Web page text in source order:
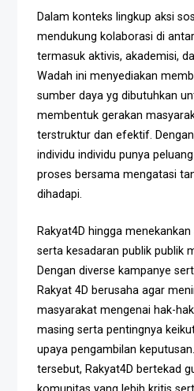
Dalam konteks lingkup aksi
mendukung kolaborasi di
termasuk aktivis, akademisi,
Wadah ini menyediakan
sumber daya yg dibutuhkan
membentuk gerakan
terstruktur dan efektif.
individu individu punya
proses bersama mengatasi
dihadapi.
Rakyat4D hingga
serta kesadaran publik publik
Dengan diverse kampanye
Rakyat 4D berusaha agar
masyarakat mengenai hak-
masing serta pentingnya
upaya pengambilan
tersebut, Rakyat4D bertekad